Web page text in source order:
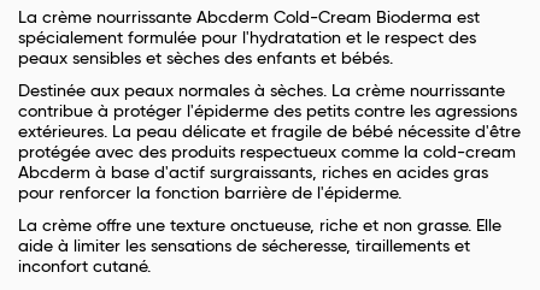
La crème nourrissante Abcderm Cold-Cream Bioderma est
spécialement formulée pour l'hydratation et le respect des
peaux sensibles et sèches des enfants et bébés.
Destinée aux peaux normales à sèches. La crème nourrissante
contribue à protéger l'épiderme des petits contre les agressions
extérieures. La peau délicate et fragile de bébé nécessite d'être
protégée avec des produits respectueux comme la cold-cream
Abcderm à base d'actif surgraissants, riches en acides gras
pour renforcer la fonction barrière de l'épiderme.
La crème offre une texture onctueuse, riche et non grasse. Elle
aide à limiter les sensations de sécheresse, tiraillements et
inconfort cutané.